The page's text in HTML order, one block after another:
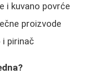
i kuvano povrće
proizvode
i pirinač